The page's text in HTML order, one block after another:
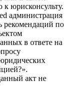
юрисконсульту.
администрация
рекомендаций по
в ответе на
акт не